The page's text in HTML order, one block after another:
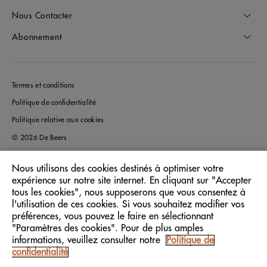
Nous Contacter
Abonnement
Termes et conditions
Politique de confidentialité
Politique relative aux cookies
© 2026 De Beers
Langue: Français
Nous utilisons des cookies destinés à optimiser votre
expérience sur notre site internet. En cliquant sur "Accepter
tous les cookies", nous supposerons que vous consentez à
l'utilisation de ces cookies. Si vous souhaitez modifier vos
préférences, vous pouvez le faire en sélectionnant
"Paramètres des cookies". Pour de plus amples
informations, veuillez consulter notre
Politique de
confidentialité